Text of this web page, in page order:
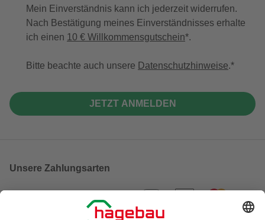
Mein Einverständnis kann ich jederzeit widerrufen.
Nach Bestätigung meines Einverständnisses erhalte
ich einen 10 € Willkommensgutschein*.
Bitte beachte auch unsere Datenschutzhinweise.
JETZT ANMELDEN
Unsere Zahlungsarten